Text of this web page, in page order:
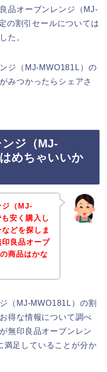
品オーブンレンジ（MJ‐
の割引セールについては
た。
ジ（MJ‐MWO181L）の
みつかったらシェアさ
ジ（MJ‐
めちゃいいか
（MJ‐
安く購入し
どを探しま
印良品オーブ
商品はかな
（MJ‐MWO181L）の割
得な情報について調べ
無印良品オーブンレン
満足していることが分か